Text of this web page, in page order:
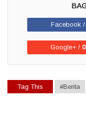
Facebook /
Google+ / 0
Tag This #Berita